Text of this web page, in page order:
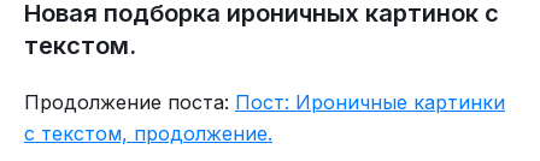
А может всё таки вышол?
Любимый смайлик пикабушников.
Новая подборка ироничных картинок с
текстом.
Продолжение поста: Пост: Ироничные картинки
с текстом, продолжение.